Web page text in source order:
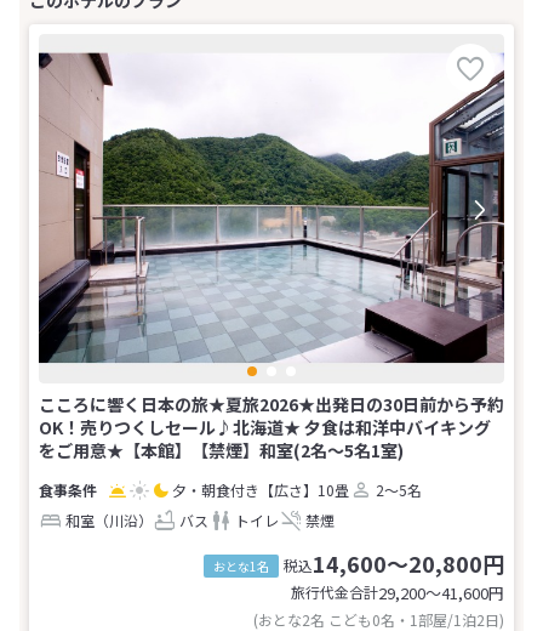
こころに響く日本の旅★夏旅2026★出発日の30日前から予約
OK！売りつくしセール♪北海道★ 夕食は和洋中バイキング
をご用意★【本館】【禁煙】和室(2名～5名1室)
夕・朝食付き 【広さ】10畳
2～5名
和室（川沿）
バス トイレ 禁煙
おとな1名 税込14,600～20,800円
旅行代金合計29,200〜41,600円
(おとな2名 こども0名・1部屋/1泊2日)